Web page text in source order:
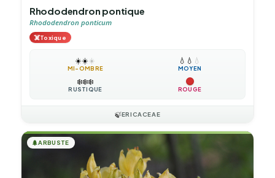
Rhododendron pontique
Rhododendron ponticum
☠️Toxique
☀️☀️☀️
MI-OMBRE
💧 💧 💧
MOYEN
❄️❄️❄️
RUSTIQUE ROUGE
🍃ERICACEAE
🌲ARBUSTE